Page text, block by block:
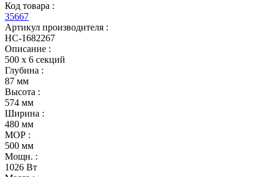
Код товара :
35667
Артикул производителя :
НС-1682267
Описание :
500 х 6 секций
Глубина :
87 мм
Высота :
574 мм
Ширина :
480 мм
МОР :
500 мм
Мощн. :
1026 Вт